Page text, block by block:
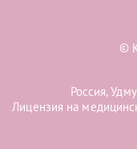
©
Россия,
Лицензия на